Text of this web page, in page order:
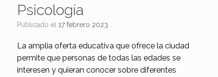
Psicología
Publicado el 17 febrero 2023
La amplia oferta educativa que ofrece la ciudad
permite que personas de todas las edades se
interesen y quieran conocer sobre diferentes